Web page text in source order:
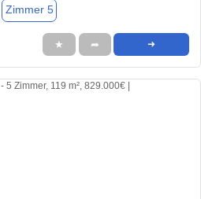
Zimmer 5
★ ➦ ➜